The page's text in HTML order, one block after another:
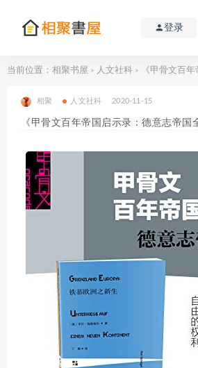
登录
当前位置： 相聚书屋 > 人文社科 > 《甲骨文百年帝国
相聚 人文社科 2020-11-15
《甲骨文百年帝国启示录：德意志帝国